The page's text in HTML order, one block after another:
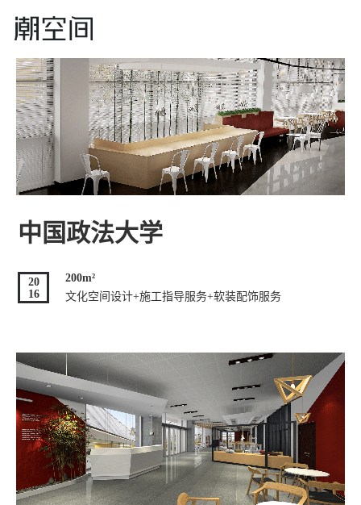
中国政法大学
20
16
200m²
文化空间设计+施工指导服务+软装配饰服务